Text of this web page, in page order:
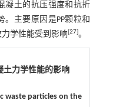
凝土的抗压强度和抗折
主要原因是PP颗粒和
学性能受到影响 [27]。
土力学性能的影响
waste particles on the